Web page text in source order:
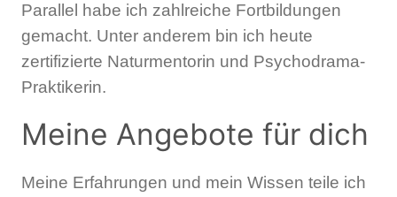
Parallel habe ich zahlreiche Fortbildungen
gemacht. Unter anderem bin ich heute
zertifizierte Naturmentorin und Psychodrama-
Praktikerin.
Meine Angebote für dich
Meine Erfahrungen und mein Wissen teile ich